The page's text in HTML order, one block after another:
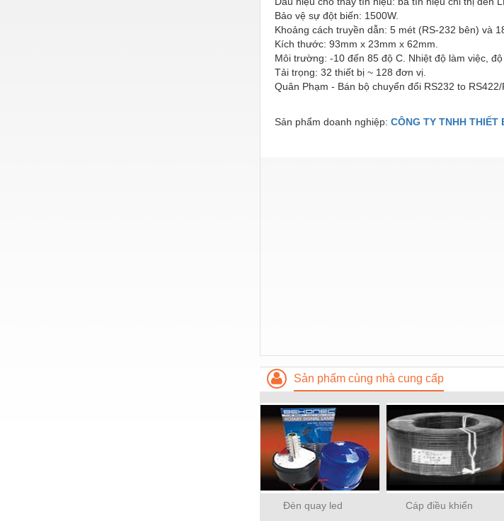
Bảo vệ sự đột biến: 1500W.
Khoảng cách truyền dẫn: 5 mét (RS-232 bên) và
Kích thước: 93mm x 23mm x 62mm.
Môi trường: -10 đến 85 độ C. Nhiệt độ làm việc,
Tải trọng: 32 thiết bị ~ 128 đơn vị.
Quân Phạm - Bán bộ chuyển đổi RS232 to
Sản phẩm doanh nghiệp: CÔNG TY TNHH THIẾT
Sản phẩm cùng nhà cung cấp
Đèn quay led Cáp điều khiển